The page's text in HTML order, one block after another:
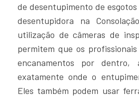
de desentupimento de esgotos
desentupidora na
utilização de câmeras de
permitem que os
encanamentos por
exatamente onde o
Eles também podem usar